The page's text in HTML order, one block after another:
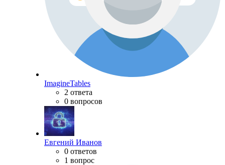
ImagineTables
2 ответа
0 вопросов
Евгений Иванов
0 ответов
1 вопрос